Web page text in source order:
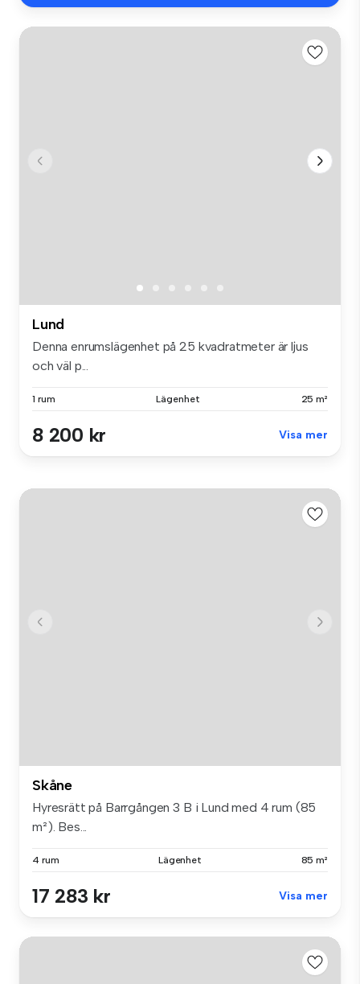
Lund
Denna enrumslägenhet på 25 kvadratmeter är ljus
och väl p...
1 rum Lägenhet 25 m²
8 200 kr Visa mer
Skåne
Hyresrätt på Barrgången 3 B i Lund med 4 rum (85
m²). Bes...
4 rum Lägenhet 85 m²
17 283 kr Visa mer